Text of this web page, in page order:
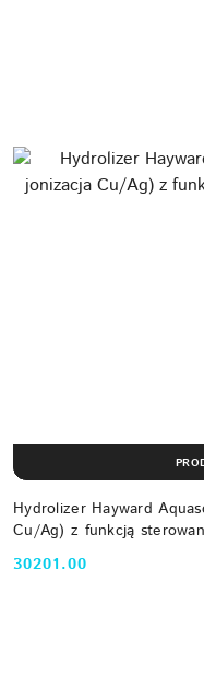
Hydrolizer Hayward
Cu/Ag) z funkcją
Cena:
30201.00